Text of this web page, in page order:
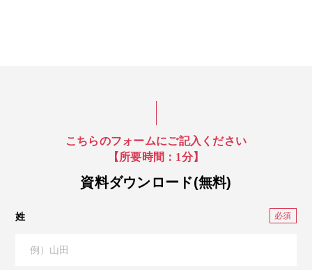
こちらのフォームにご記入ください
【所要時間：1分】
資料ダウンロード(無料)
姓